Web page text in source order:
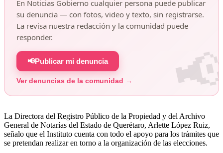
En Noticias Gobierno cualquier persona puede publicar
su denuncia — con fotos, video y texto, sin registrarse.
La revisa nuestra redacción y la comunidad puede
responder.
📢Publicar mi denuncia
Ver denuncias de la comunidad →
La Directora del Registro Público de la Propiedad y del Archivo
General de Notarías del Estado de Querétaro, Arlette López Ruiz,
señalo que el Instituto cuenta con todo el apoyo para los trámites que
se pretendan realizar en torno a la organización de las elecciones.